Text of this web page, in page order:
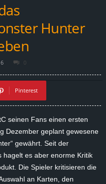
Hunter
0
Pinterest
seinen Fans einen ersten
Dezember geplant gewesene
“ gewährt. Seit der
hagelt es aber enorme Kritik
Die Spieler kritisieren die
an Karten, den